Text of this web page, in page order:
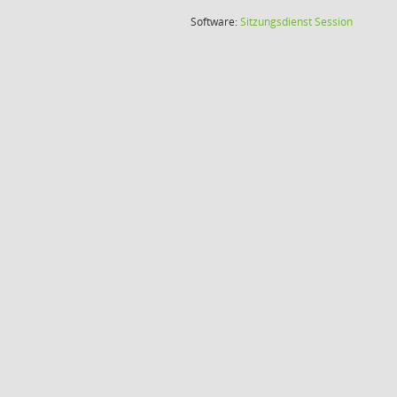
Software:SitzungsdienstSession(Wird in